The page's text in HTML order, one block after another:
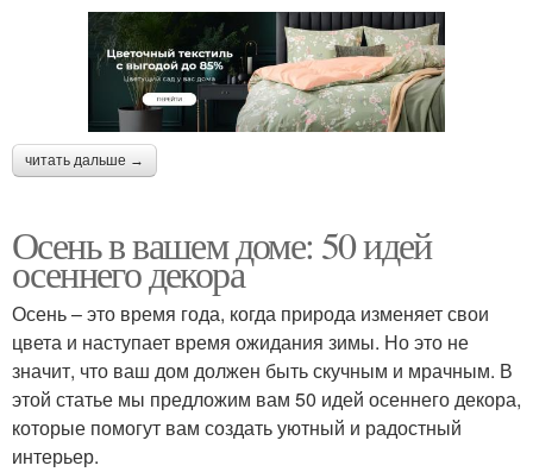
читать дальше →
Осень в вашем доме: 50 идей
осеннего декора
Осень – это время года, когда природа изменяет свои
цвета и наступает время ожидания зимы. Но это не
значит, что ваш дом должен быть скучным и мрачным. В
этой статье мы предложим вам 50 идей осеннего декора,
которые помогут вам создать уютный и радостный
интерьер.